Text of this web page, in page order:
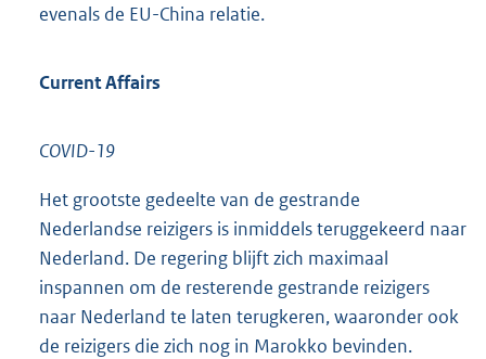
evenals de EU-China relatie.
Current Affairs
COVID-19
Het grootste gedeelte van de gestrande
Nederlandse reizigers is inmiddels teruggekeerd naar
Nederland. De regering blijft zich maximaal
inspannen om de resterende gestrande reizigers
naar Nederland te laten terugkeren, waaronder ook
de reizigers die zich nog in Marokko bevinden.